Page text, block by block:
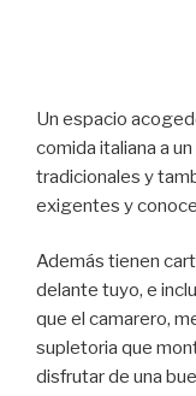
Un espacio
comida italiana a
tradicionales y
exigentes y
Además tienen
delante tuyo, e
que el camarero,
supletoria que
disfrutar de una